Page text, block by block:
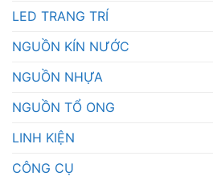
LED TRANG TRÍ
NGUỒN KÍN NƯỚC
NGUỒN NHỰA
NGUỒN TỔ ONG
LINH KIỆN
CÔNG CỤ